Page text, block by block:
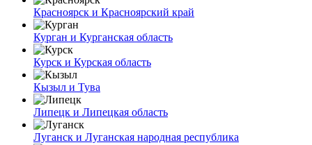
Красноярск и Красноярский край
Курган и Курганская область
Курск и Курская область
Кызыл и Тува
Липецк и Липецкая область
Луганск и Луганская народная республика